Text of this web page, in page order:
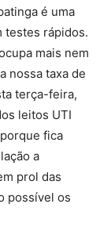
é uma
testes rápidos.
mais nem
nossa taxa de
terça-feira,
leitos UTI
fica
a
prol das
possível os